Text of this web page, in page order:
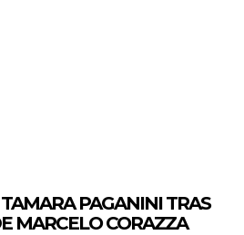
PAGANINI TRAS
MARCELO CORAZZA